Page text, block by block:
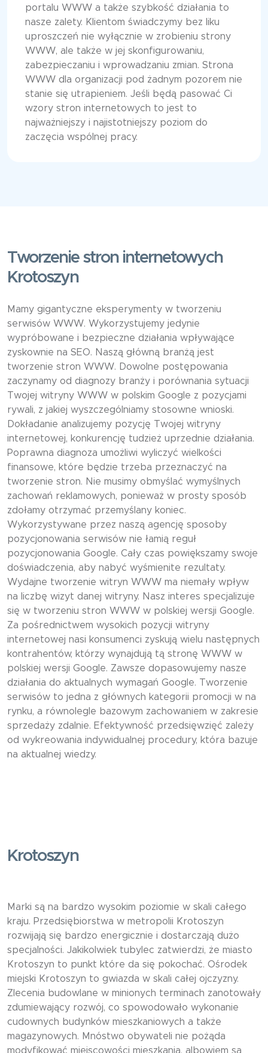
portalu WWW a także szybkość działania to
nasze zalety. Klientom świadczymy bez liku
uproszczeń nie wyłącznie w zrobieniu strony
WWW, ale także w jej skonfigurowaniu,
zabezpieczaniu i wprowadzaniu zmian. Strona
WWW dla organizacji pod żadnym pozorem nie
stanie się utrapieniem. Jeśli będą pasować Ci
wzory stron internetowych to jest to
najważniejszy i najistotniejszy poziom do
zaczęcia wspólnej pracy.
Tworzenie stron internetowych
Krotoszyn
Mamy gigantyczne eksperymenty w tworzeniu
serwisów WWW. Wykorzystujemy jedynie
wypróbowane i bezpieczne działania wpływające
zyskownie na SEO. Naszą główną branżą jest
tworzenie stron WWW. Dowolne postępowania
zaczynamy od diagnozy branży i porównania sytuacji
Twojej witryny WWW w polskim Google z pozycjami
rywali, z jakiej wyszczególniamy stosowne wnioski.
Dokładanie analizujemy pozycję Twojej witryny
internetowej, konkurencję tudzież uprzednie działania.
Poprawna diagnoza umożliwi wyliczyć wielkości
finansowe, które będzie trzeba przeznaczyć na
tworzenie stron. Nie musimy obmyślać wymyślnych
zachowań reklamowych, ponieważ w prosty sposób
zdołamy otrzymać przemyślany koniec.
Wykorzystywane przez naszą agencję sposoby
pozycjonowania serwisów nie łamią reguł
pozycjonowania Google. Cały czas powiększamy swoje
doświadczenia, aby nabyć wyśmienite rezultaty.
Wydajne tworzenie witryn WWW ma niemały wpływ
na liczbę wizyt danej witryny. Nasz interes specjalizuje
się w tworzeniu stron WWW w polskiej wersji Google.
Za pośrednictwem wysokich pozycji witryny
internetowej nasi konsumenci zyskują wielu następnych
kontrahentów, którzy wynajdują tą stronę WWW w
polskiej wersji Google. Zawsze dopasowujemy nasze
działania do aktualnych wymagań Google. Tworzenie
serwisów to jedna z głównych kategorii promocji w na
rynku, a równolegle bazowym zachowaniem w zakresie
sprzedaży zdalnie. Efektywność przedsięwzięć zależy
od wykreowania indywidualnej procedury, która bazuje
na aktualnej wiedzy.
Krotoszyn
Marki są na bardzo wysokim poziomie w skali całego
kraju. Przedsiębiorstwa w metropolii Krotoszyn
rozwijają się bardzo energicznie i dostarczają dużo
specjalności. Jakikolwiek tubylec zatwierdzi, że miasto
Krotoszyn to punkt które da się pokochać. Ośrodek
miejski Krotoszyn to gwiazda w skali całej ojczyzny.
Zlecenia budowlane w minionych terminach zanotowały
zdumiewający rozwój, co spowodowało wykonanie
cudownych budynków mieszkaniowych a także
magazynowych. Mnóstwo obywateli nie pożąda
modyfikować miejscowości mieszkania, albowiem są